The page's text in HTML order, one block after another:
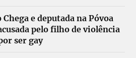
e deputada na Póvoa
pelo filho de violência
ser gay